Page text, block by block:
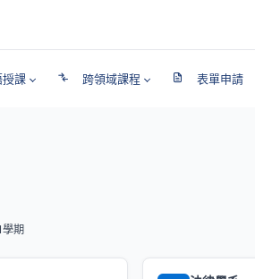
授課 跨領域課程 表單申請
期